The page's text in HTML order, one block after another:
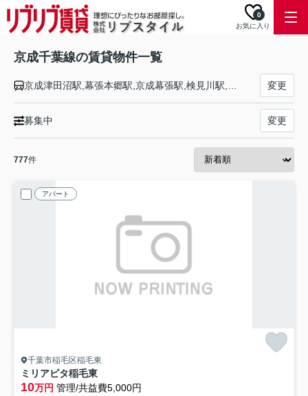
お気に入り
0
京成千葉線の賃貸物件一覧
変更
募集中 変更
777件
アパート
千葉市稲毛区稲毛東
ミリアビタ稲毛東
10万円 管理/共益費5,000円